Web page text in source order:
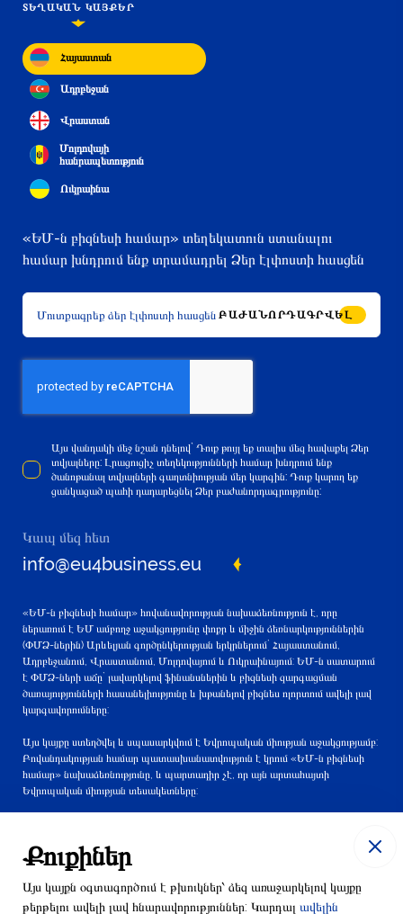
ՏԵՂԱԿԱՆ ԿԱՅՔԵՐ
Հայաստան
Ադրբեջան
Վրաստան
Մոլդովայի
հանրապետություն
Ուկրաինա
«ԵՄ-ն բիզնեսի համար» տեղեկատուն ստանալու
համար խնդրում ենք տրամադրել Ձեր էլփոստի հասցեն
ԲԱԺԱՆՈՐԴԱԳՐՎԵԼ
Այս վանդակի մեջ նշան դնելով` Դուք թույլ եք տալիս մեզ հավաքել Ձեր
տվյալները: Լրացուցիչ տեղեկությունների համար խնդրում ենք
ծանոթանալ տվյալների գաղտնիության մեր կարգին: Դուք կարող եք
ցանկացած պահի դադարեցնել Ձեր բաժանորդագրությունը:
Կապ մեզ հետ
info@eu4business.eu
«ԵՄ-ն բիզնեսի համար» հովանավորության նախաձեռնություն է, որը
ներառում է ԵՄ ամբողջ աջակցությունը փոքր և միջին ձեռնարկություններին
(ՓՄՁ-ներին) Արևելյան գործընկերության երկրներում` Հայաստանում,
Ադրբեջանում, Վրաստանում, Մոլդովայում և Ուկրաինայում: ԵՄ-ն սատարում
է ՓՄՁ-ների աճը` լավարկելով ֆինանսներին և բիզնեսի զարգացման
ծառայությունների հասանելիությունը և խթանելով բիզնես ոլորտում ավելի լավ
կարգավորումները:
Այս կայքը ստեղծվել և սպասարկվում է Եվրոպական միության աջակցությամբ:
Բովանդակության համար պատասխանատվություն է կրում «ԵՄ-ն բիզնեսի
համար» նախաձեռնությունը, և պարտադիր չէ, որ այն արտահայտի
Եվրոպական միության տեսակետները:
Քուքիներ
Այս կայքն օգտագործում է թխուկներ՝ ձեզ առաջարկելով կայքը
թերթելու ավելի լավ հնարավորություններ: Կարդալ ավելին